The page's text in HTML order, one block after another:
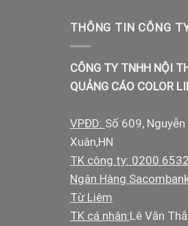
THÔNG TIN CÔNG
CÔNG TY TNHH NỘI
QUẢNG CÁO COLOR
VPĐD: Số 609,
Xuân,HN
TK công ty: 0200
Ngân Hàng
Từ Liêm
TK cá nhân:Lê Văn